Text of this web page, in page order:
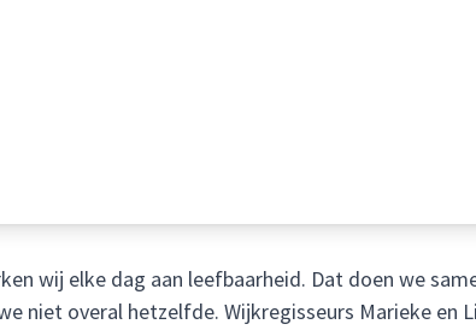
wij elke dag aan leefbaarheid. Dat doen we
niet overal hetzelfde. Wijkregisseurs Marieke en